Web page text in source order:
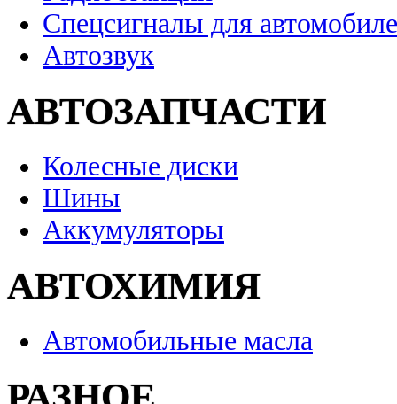
Спецсигналы для
Автозвук
АВТОЗАПЧАСТИ
Колесные диски
Шины
Аккумуляторы
АВТОХИМИЯ
Автомобильные масла